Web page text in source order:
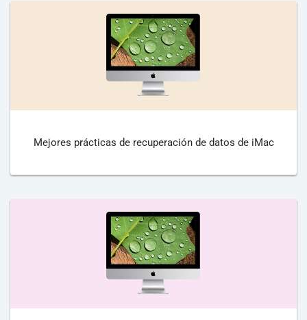
Mejores prácticas de recuperación de datos de iMac